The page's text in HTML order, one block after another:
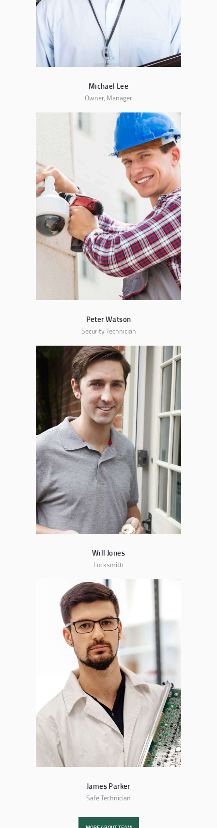
Michael Lee
Owner, Manager
Peter Watson
Security Technician
Will Jones
Locksmith
James Parker
Safe Technician